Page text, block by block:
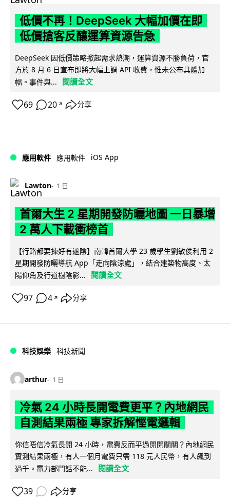
低價不再！DeepSeek 大幅加價在即
低價搶客反釀運算資源告急
DeepSeek 因低價策略掀起需求熱潮，運算資源不勝負荷，官
方於 8 月 6 日宣布即將大幅上調 API 收費，惟未公布具體加
幅。事件與...
閱讀全文
69 20 ↗ 分享
應用軟件 應用軟件 iOS App
Lawton 1 日
首爾大生 2 星期開發防曬地圖 一日暴增
2 萬人下載衝榜首
【行路都要揀好有遮陰】南韓首爾大學 23 歲學生劉敏俊利用 2
星期開發防曬導航 App「走向陰涼處」，結合建築物高度、太
陽仰角及行道樹陰影...
閱讀全文
97 4 ↗ 分享
科技娛樂 科技新聞
arthur 1 日
冷氣 24 小時長開電費更平？內地網民
自測結果兩極 專家拆解慳電邏輯
你信唔信冷氣長開 24 小時，電費反而平過開開關關？內地網民
實測結果兩極，有人一個月電費只需 118 元人民幣，有人飆到
過千。電力部門話不能...
閱讀全文
39 分享